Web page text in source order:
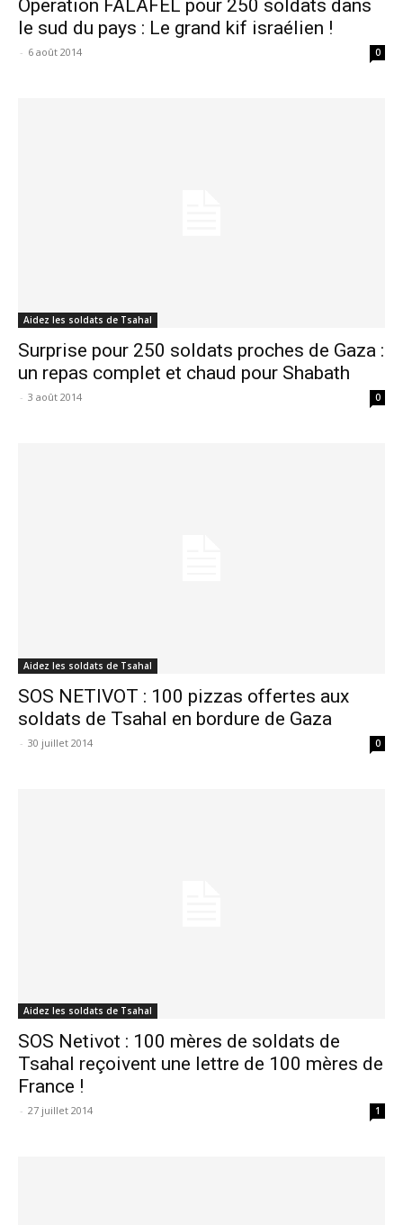
Operation FALAFEL pour 250 soldats dans
le sud du pays : Le grand kif israélien !
- 6 août 2014 0
Aidez les soldats de Tsahal
Surprise pour 250 soldats proches de Gaza :
un repas complet et chaud pour Shabath
- 3 août 2014 0
Aidez les soldats de Tsahal
SOS NETIVOT : 100 pizzas offertes aux
soldats de Tsahal en bordure de Gaza
- 30 juillet 2014 0
Aidez les soldats de Tsahal
SOS Netivot : 100 mères de soldats de
Tsahal reçoivent une lettre de 100 mères de
France !
- 27 juillet 2014 1